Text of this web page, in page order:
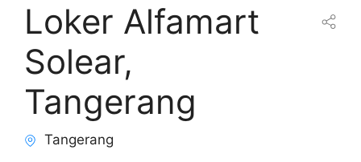
Loker Alfamart
Solear,
Tangerang
Tangerang